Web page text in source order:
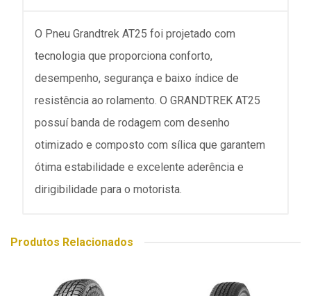
O Pneu Grandtrek AT25 foi projetado com
tecnologia que proporciona conforto,
desempenho, segurança e baixo índice de
resistência ao rolamento. O GRANDTREK AT25
possuí banda de rodagem com desenho
otimizado e composto com sílica que garantem
ótima estabilidade e excelente aderência e
dirigibilidade para o motorista.
Produtos Relacionados